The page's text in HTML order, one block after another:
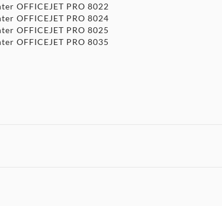
OFFICEJET PRO 8022
OFFICEJET PRO 8024
OFFICEJET PRO 8025
OFFICEJET PRO 8035